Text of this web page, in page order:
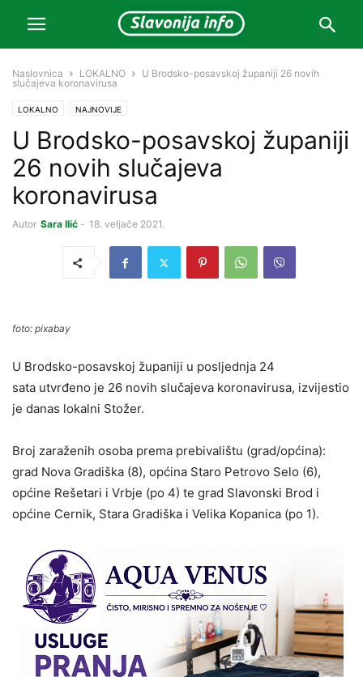
Naslovnica LOKALNO
U Brodsko-posavskoj županiji 26 novih
slučajeva koronavirusa
LOKALNO NAJNOVIJE
U Brodsko-posavskoj županiji
26 novih slučajeva
koronavirusa
Autor Sara Ilić - 18. veljače 2021.
foto: pixabay
U Brodsko-posavskoj županiji u posljednja 24
sata utvrđeno je 26 novih slučajeva koronavirusa, izvijestio
je danas lokalni Stožer.
Broj zaraženih osoba prema prebivalištu (grad/općina):
grad Nova Gradiška (8), općina Staro Petrovo Selo (6),
općine Rešetari i Vrbje (po 4) te grad Slavonski Brod i
općine Cernik, Stara Gradiška i Velika Kopanica (po 1).